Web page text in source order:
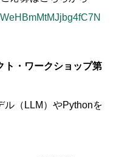
ト・ワークショップ第
ル（LLM）やPythonを